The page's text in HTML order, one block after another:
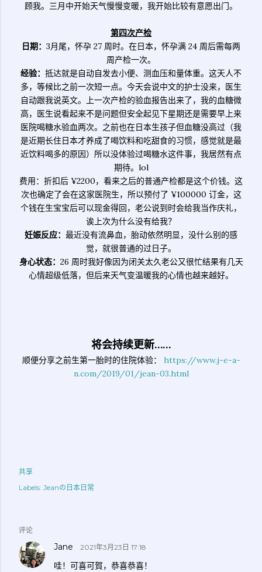
顾我。三月中开始天气慢慢变暖，我开始比较有意愿出门。
第四次产检
日期： 3月尾，怀孕 27 周时。在日本，怀孕满 24 周后需每两
周产检一次。
经验： 抵达就是自动自发去小便、测血压和量体重。这天人不
多，等候比之前一次短一点。今天会说中文的护士没来，医生
自动跟我说英文。上一次产检的验血报告出来了，我的血糖微
高，医生说看起来不是问题但安全起见下星期还是需要早上来
医院喝糖水验血两次。之前也在日本生孩子但血糖没高过（我
是近期长住日本才养成了喝饮料和吃甜食的习惯，感觉就是最
近饮料喝多的原因）所以没体验过喝糖水这件事，我居然有点
期待。lol
费用：折扣后 ¥2200，看来之后的普通产检都是这个价钱。这
次也确定了会在这家医院生，所以预付了 ¥100000 订金，这
个钱在生宝宝后可以现金得回，老公说到时会给我当作庆礼，
诶上次为什么没有给我？
妊娠反应： 最近没有流鼻血，胎动依然明显，没什么别的感
觉，就很普通的过日子。
身心状态： 26 周时我好像因为闭关太久老公又很忙结果有几天
心情超级低落，但后来天气变温暖我的心情也越来越好。
将会持续更新……
顺便分享之前生第一胎时的住院体验： https://www.j-e-a-
n.com/2019/01/jean-03.html
共享
Labels: Jeanの日本日常
评论
Jane 2021年3月23日 17:18
哇！可喜可賀，恭喜恭喜！